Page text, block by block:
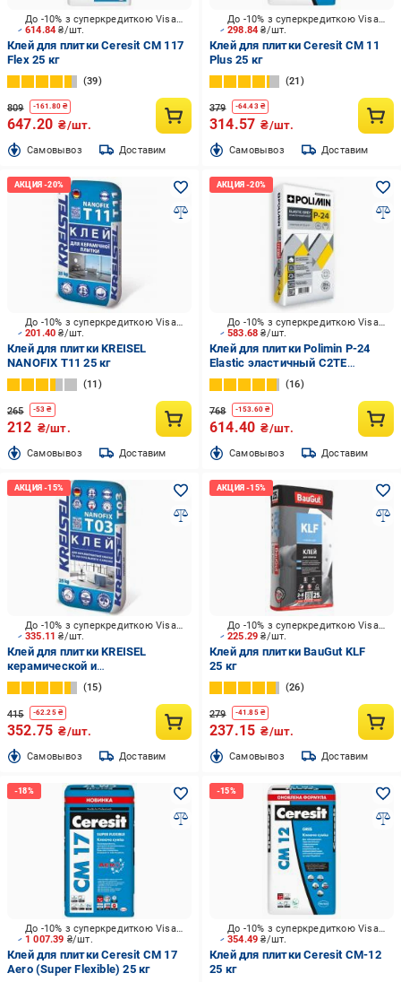
614.84₴/шт.
До -10% з суперкредиткою Visa Вигода
Клей для плитки Ceresit CM 117
Flex 25 кг
39
809 -161.80 ₴
647.20 ₴/шт.
Cамовывоз Доставим
298.84₴/шт.
До -10% з суперкредиткою Visa Вигода
Клей для плитки Ceresit CM 11
Plus 25 кг
21
379 -64.43₴
314.57 ₴/шт.
Cамовывоз Доставим
201.40₴/шт.
До -10% з суперкредиткою Visa Вигода
Клей для плитки KREISEL
NANOFIX T11 25 кг
11
265 -53 ₴
212 ₴/шт.
Cамовывоз Доставим
583.68₴/шт.
До -10% з суперкредиткою Visa Вигода
Клей для плитки Polimin P-24
Elastic эластичный C2TE
(серый) 25 кг
16
768 -153.60₴
614.40 ₴/шт.
Cамовывоз Доставим
335.11₴/шт.
До -10% з суперкредиткою Visa Вигода
Клей для плитки KREISEL
керамической и
керамогранитной Nanofix T03
25 кг
15
415 -62.25₴
352.75 ₴/шт.
Cамовывоз Доставим
225.29₴/шт.
До -10% з суперкредиткою Visa Вигода
Клей для плитки BauGut KLF
25 кг
26
279 -41.85₴
237.15 ₴/шт.
Cамовывоз Доставим
1 007.39 ₴/шт.
До -10% з суперкредиткою Visa Вигода
Клей для плитки Ceresit CM 17
Aero (Super Flexible) 25 кг
354.49₴/шт.
До -10% з суперкредиткою Visa Вигода
Клей для плитки Ceresit CM-12
25 кг